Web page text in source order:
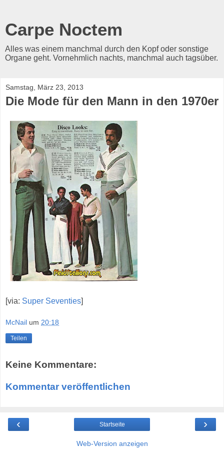
Carpe Noctem
Alles was einem manchmal durch den Kopf oder sonstige
Organe geht. Vornehmlich nachts, manchmal auch tagsüber.
Samstag, März 23, 2013
Die Mode für den Mann in den 1970er
[via: Super Seventies]
McNail um 20:18
Teilen
Keine Kommentare:
Kommentar veröffentlichen
‹ ›
Startseite
Web-Version anzeigen